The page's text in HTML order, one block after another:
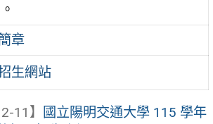
章
生網站
11】
國立陽明交通大學 115 學年